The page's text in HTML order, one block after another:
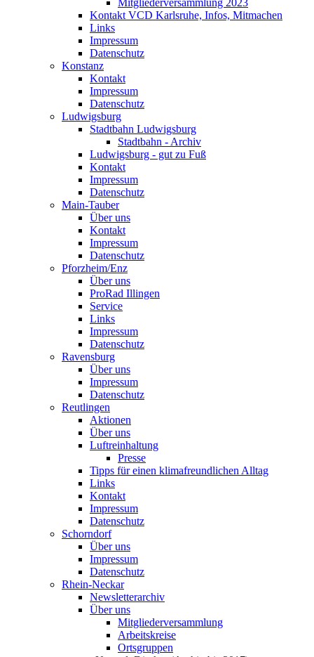
Mitgliederversammlung 2023
Kontakt VCD Karlsruhe, Infos, Mitmachen
Links
Impressum
Datenschutz
Konstanz
Kontakt
Impressum
Datenschutz
Ludwigsburg
Stadtbahn Ludwigsburg
Stadtbahn - Archiv
Ludwigsburg - gut zu Fuß
Kontakt
Impressum
Datenschutz
Main-Tauber
Über uns
Kontakt
Impressum
Datenschutz
Pforzheim/Enz
Über uns
ProRad Illingen
Service
Links
Impressum
Datenschutz
Ravensburg
Über uns
Impressum
Datenschutz
Reutlingen
Aktionen
Über uns
Luftreinhaltung
Presse
Tipps für einen klimafreundlichen Alltag
Links
Kontakt
Impressum
Datenschutz
Schorndorf
Über uns
Impressum
Datenschutz
Rhein-Neckar
Newsletterarchiv
Über uns
Mitgliederversammlung
Arbeitskreise
Ortsgruppen